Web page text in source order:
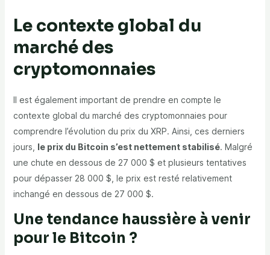
Le contexte global du
marché des
cryptomonnaies
Il est également important de prendre en compte le
contexte global du marché des cryptomonnaies pour
comprendre l’évolution du prix du XRP. Ainsi, ces derniers
jours, le prix du Bitcoin s’est nettement stabilisé. Malgré
une chute en dessous de 27 000 $ et plusieurs tentatives
pour dépasser 28 000 $, le prix est resté relativement
inchangé en dessous de 27 000 $.
Une tendance haussière à venir
pour le Bitcoin ?